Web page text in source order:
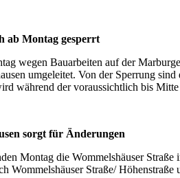
ab Montag gesperrt
wegen Bauarbeiten auf der
umgeleitet. Von der Sperrung
während der voraussichtlich bis
sorgt für Änderungen
Montag die Wommelshäuser
Wommelshäuser Straße/